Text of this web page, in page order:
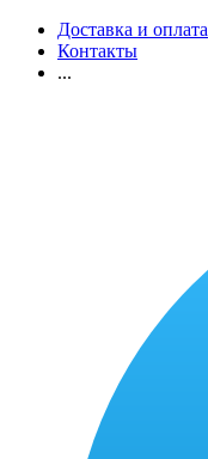
Доставка и оплата
Контакты
...